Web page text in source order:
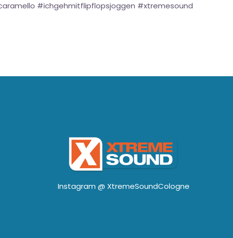
#ichgehmitflipflopsjoggen #xtremesound
Instagram @ XtremeSoundCologne